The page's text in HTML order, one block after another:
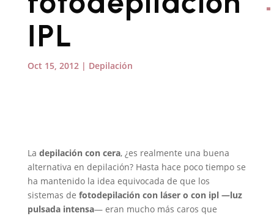
IPL
Oct 15, 2012| Depilación
La depilación con cera, ¿es realmente una buena
alternativa en depilación? Hasta hace poco tiempo se
ha mantenido la idea equivocada de que los
sistemas de fotodepilación con láser o con ipl —luz
pulsada intensa— eran mucho más caros que